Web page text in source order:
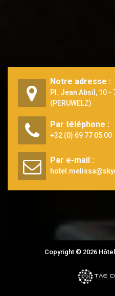
Notre adresse :
Pl. Jean Absil, 10
(PERUWELZ)
Par téléphone :
+32 (0) 69 77 05 00
Par e-mail :
Copyright © 2026